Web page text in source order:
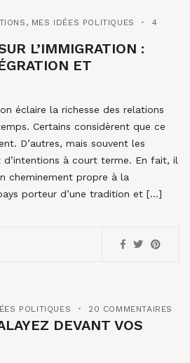
, MES IDÉES POLITIQUES
4
L’IMMIGRATION :
ET
éclaire la richesse des relations
Certains considèrent que ce
D’autres, mais souvent les
d’intentions à court terme. En fait, il
cheminement propre à la
porteur d’une tradition et […]
POLITIQUES 20 COMMENTAIRES
DEVANT VOS